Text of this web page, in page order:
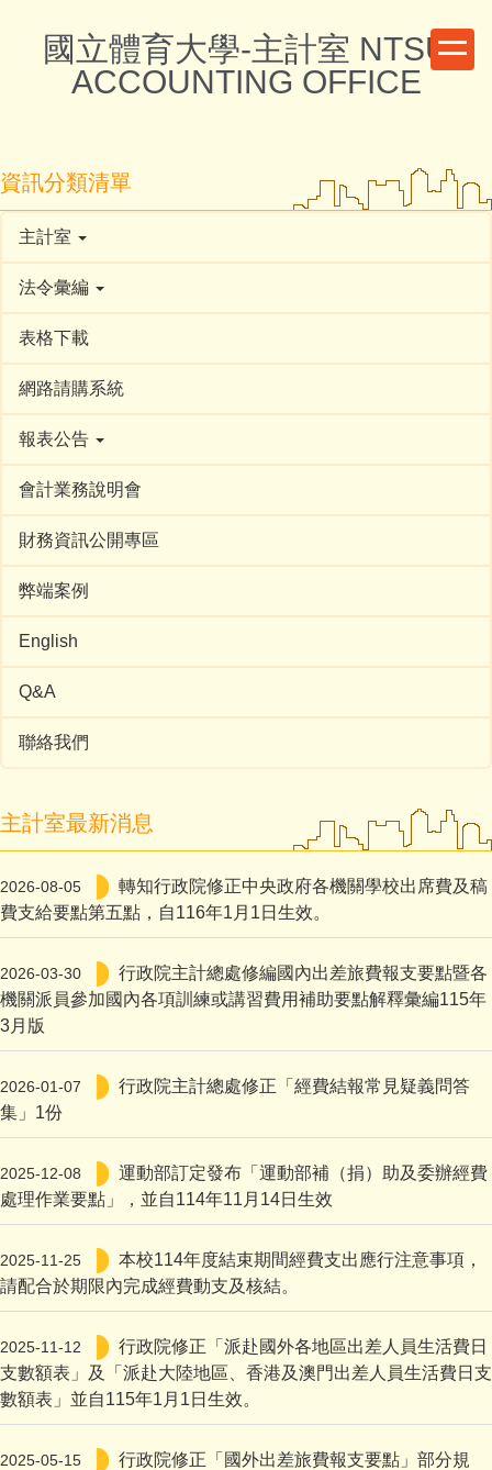
區
國立體育大學-主計室 NTSU
ACCOUNTING OFFICE
資訊分類清單
主計室
法令彙編
表格下載
網路請購系統
報表公告
會計業務說明會
財務資訊公開專區
弊端案例
English
Q&A
聯絡我們
主計室最新消息
2026-08-05
轉知行政院修正中央政府各機關學校出席費及稿
費支給要點第五點，自116年1月1日生效。
2026-03-30
行政院主計總處修編國內出差旅費報支要點暨各
機關派員參加國內各項訓練或講習費用補助要點解釋彙編115年
3月版
2026-01-07
行政院主計總處修正「經費結報常見疑義問答
集」1份
2025-12-08
運動部訂定發布「運動部補（捐）助及委辦經費
處理作業要點」，並自114年11月14日生效
2025-11-25
本校114年度結束期間經費支出應行注意事項，
請配合於期限內完成經費動支及核結。
2025-11-12
行政院修正「派赴國外各地區出差人員生活費日
支數額表」及「派赴大陸地區、香港及澳門出差人員生活費日支
數額表」並自115年1月1日生效。
2025-05-15
行政院修正「國外出差旅費報支要點」部分規